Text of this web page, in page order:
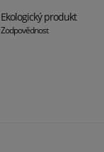
Ekologický produkt
Zodpovědnost